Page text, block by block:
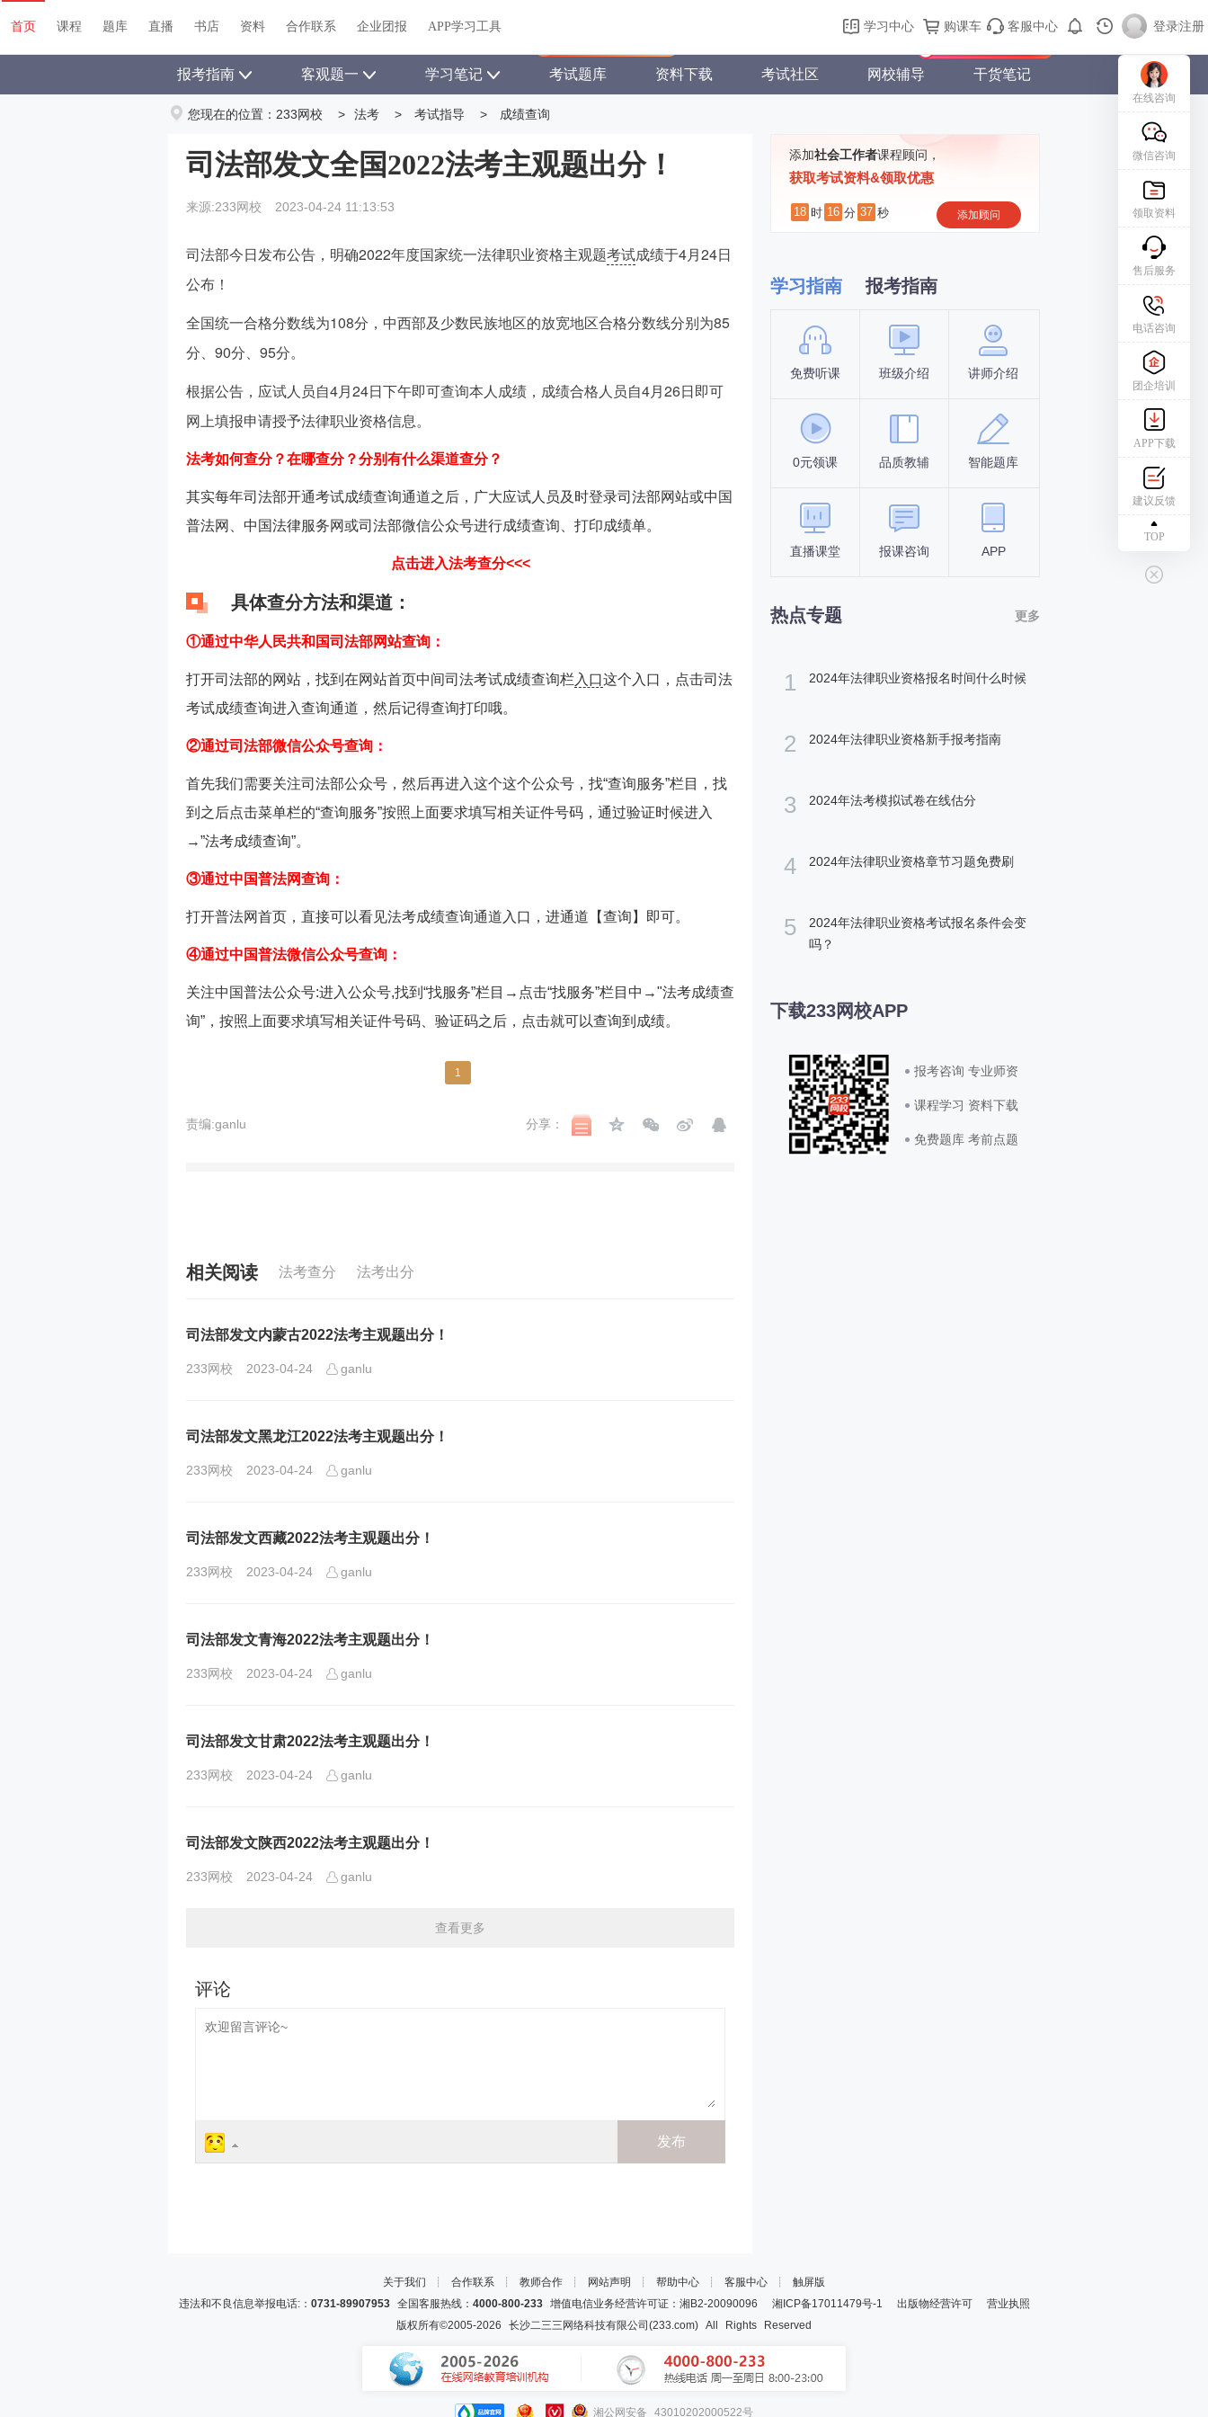
首页 课程 题库 直播 书店 资料 合作联系 企业团报 APP学习工具 学习中心 购课车 客服中心 登录|注册
首页 课程 题库 直播 书店 资料 关于我们 帮助中心 购课车 登录/注册
报考指南 客观题一 学习笔记 考试题库 资料下载 考试社区 网校辅导 干货笔记
您现在的位置： 233网校 > 法考 > 考试指导 > 成绩查询
司法部发文全国2022法考主观题出分！
来源:233网校 2023-04-24 11:13:53
司法部今日发布公告，明确2022年度国家统一法律职业资格主观题考试成绩于4月24日
公布！
全国统一合格分数线为108分，中西部及少数民族地区的放宽地区合格分数线分别为85
分、90分、95分。
根据公告，应试人员自4月24日下午即可查询本人成绩，成绩合格人员自4月26日即可
网上填报申请授予法律职业资格信息。
法考如何查分？在哪查分？分别有什么渠道查分？
其实每年司法部开通考试成绩查询通道之后，广大应试人员及时登录司法部网站或中国
普法网、中国法律服务网或司法部微信公众号进行成绩查询、打印成绩单。
点击进入法考查分<<<
具体查分方法和渠道：
①通过中华人民共和国司法部网站查询：
打开司法部的网站，找到在网站首页中间司法考试成绩查询栏 入口这个入口，点击司法
考试成绩查询进入查询通道，然后记得查询打印哦。
②通过司法部微信公众号查询：
首先我们需要关注司法部公众号，然后再进入这个这个公众号，找“查询服务”栏目，找
到之后点击菜单栏的“查询服务”按照上面要求填写相关证件号码，通过验证时候进入
→”法考成绩查询”。
③通过中国普法网查询：
打开普法网首页，直接可以看见法考成绩查询通道入口，进通道【查询】即可。
④通过中国普法微信公众号查询：
关注中国普法公众号:进入公众号,找到“找服务”栏目→点击“找服务”栏目中→"法考成绩查
询”，按照上面要求填写相关证件号码、验证码之后，点击就可以查询到成绩。
1
责编:ganlu 分享：
相关阅读 法考查分 法考出分
司法部发文内蒙古2022法考主观题出分！
233网校 2023-04-24 ganlu
司法部发文黑龙江2022法考主观题出分！
233网校 2023-04-24 ganlu
司法部发文西藏2022法考主观题出分！
233网校 2023-04-24 ganlu
司法部发文青海2022法考主观题出分！
233网校 2023-04-24 ganlu
司法部发文甘肃2022法考主观题出分！
233网校 2023-04-24 ganlu
司法部发文陕西2022法考主观题出分！
233网校 2023-04-24 ganlu
查看更多
添加社会工作者课程顾问，
获取考试资料&领取优惠
18 时 16 分 36 秒 添加顾问
学习指南 报考指南
免费听课 班级介绍 讲师介绍
0元领课 品质教辅 智能题库
直播课堂 报课咨询 APP
报名时间
考试时间
热点专题 更多
1 2024年法律职业资格报名时间什么时候
2 2024年法律职业资格新手报考指南
3 2024年法考模拟试卷在线估分
4 2024年法律职业资格章节习题免费刷
5
2024年法律职业资格考试报名条件会变
吗？
下载233网校APP
报考咨询 专业师资
课程学习 资料下载
免费题库 考前点题
关于我们 ┊ 合作联系 ┊ 教师合作 ┊ 网站声明 ┊ 帮助中心 ┊ 客服中心 ┊ 触屏版
违法和不良信息举报电话:： 0731-89907953全国客服热线： 4000-800-233增值电信业务经营许可证：湘B2-20090096 湘ICP备17011479号-1 出版物经营许可
营业执照
版权所有©2005-2026 长沙二三三网络科技有限公司(233.com) All Rights Reserved
湘公网安备 43010202000522号
在线咨询
微信咨询
领取资料
售后服务
电话咨询
团企培训
APP下载
建议反馈
TOP